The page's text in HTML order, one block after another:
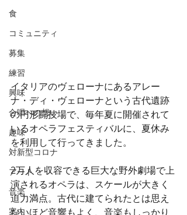
食
コミュニティ
募集
練習
興味
合唱への想い
趣味
対新型コロナ
アート
音楽
案内
イタリアのヴェローナにあるアレー
ナ・ディ・ヴェローナという古代遺跡
の円形闘技場で、毎年夏に開催されて
いるオペラフェスティバルに、夏休み
を利用して行ってきました。
2万人を収容できる巨大な野外劇場で上
演されるオペラは、スケールが大きく
迫力満点。古代に建てられたとは思え
ないほど音響もよく、音楽もしっかり